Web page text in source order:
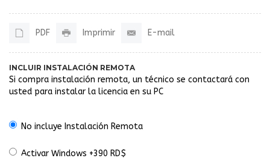
PDF Imprimir E-mail
INCLUIR INSTALACIÓN REMOTA
Si compra instalación remota, un técnico se contactará con
usted para instalar la licencia en su PC
No incluye Instalación Remota
Activar Windows +390 RD$